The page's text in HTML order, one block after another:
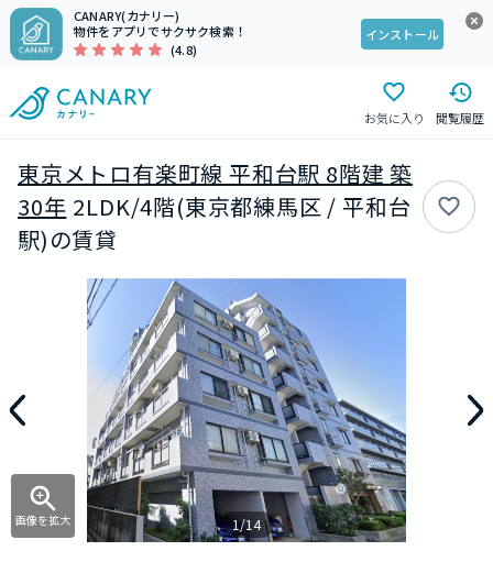
CANARY(カナリー)
物件をアプリでサクサク検索！
(4.8)
インストール
お気に入り 閲覧履歴
東京メトロ有楽町線 平和台駅 8階建 築
30年 2LDK/4階(東京都練馬区 / 平和台
駅)の賃貸
画像を拡大 1/14